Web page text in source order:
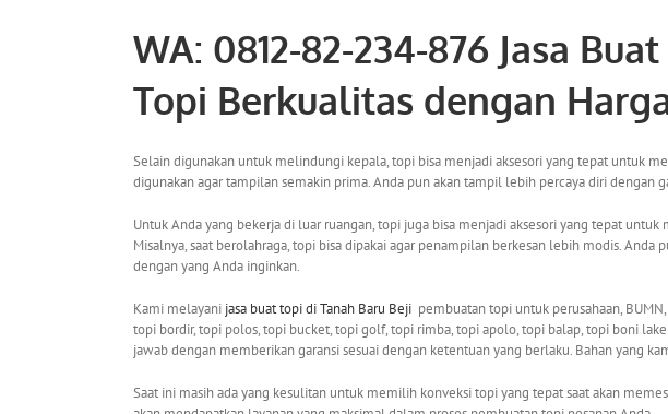
WA: 0812-82-234-876 Jasa
Topi Berkualitas dengan
Selain digunakan untuk melindungi kepala, topi bisa menjadi aksesori yang tepat untuk
digunakan agar tampilan semakin prima. Anda pun akan tampil lebih percaya diri dengan
Untuk Anda yang bekerja di luar ruangan, topi juga bisa menjadi aksesori yang tepat
Misalnya, saat berolahraga, topi bisa dipakai agar penampilan berkesan lebih modis. Anda
dengan yang Anda inginkan.
Kami melayani jasa buat topidi Tanah Baru Beji pembuatan topi untuk perusahaan,
topi bordir, topi polos, topi bucket, topi golf, topi rimba, topi apolo, topi balap, topi boni
jawab dengan memberikan garansi sesuai dengan ketentuan yang berlaku. Bahan yang
Saat ini masih ada yang kesulitan untuk memilih konveksi topi yang tepat saat akan